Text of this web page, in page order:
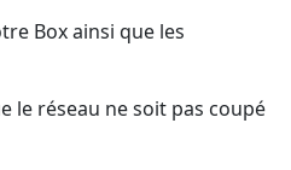
Box ainsi que les
le réseau ne soit pas coupé